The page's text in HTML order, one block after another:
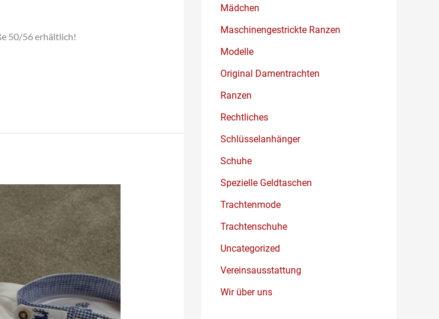
50/56 erhältlich!
Mädchen
Maschinengestrickte Ranzen
Modelle
Original Damentrachten
Ranzen
Rechtliches
Schlüsselanhänger
Schuhe
Spezielle Geldtaschen
Trachtenmode
Trachtenschuhe
Uncategorized
Vereinsausstattung
Wir über uns